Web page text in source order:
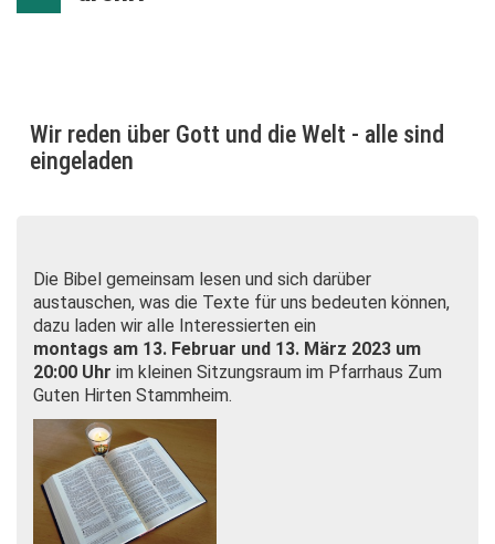
Wir reden über Gott und die Welt - alle sind
eingeladen
Die Bibel gemeinsam lesen und sich darüber
austauschen, was die Texte für uns bedeuten können,
dazu laden wir alle Interessierten ein
montags am 13. Februar und 13. März 2023 um
20:00 Uhr im kleinen Sitzungsraum im Pfarrhaus Zum
Guten Hirten Stammheim.